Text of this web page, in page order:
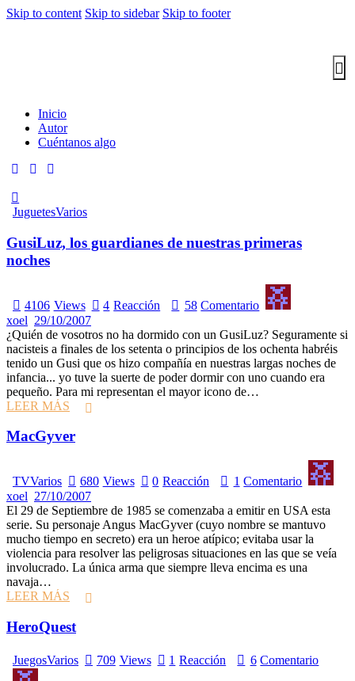
Skip to content Skip to sidebar Skip to footer
Inicio
Autor
Cuéntanos algo
JuguetesVarios
GusiLuz, los guardianes de nuestras primeras
noches
4106 Views 4 Reacción 58 Comentario
xoel 29/10/2007
¿Quién de vosotros no ha dormido con un GusiLuz? Seguramente si
nacisteis a finales de los setenta o principios de los ochenta habréis
tenido un Gusi que os hizo compañía en nuestras largas noches de
infancia... yo tuve la suerte de poder dormir con uno cuando era
pequeño. Para mi representan el mayor icono de…
LEER MÁS
MacGyver
TVVarios 680 Views 0 Reacción 1 Comentario
xoel 27/10/2007
El 29 de Septiembre de 1985 se comenzaba a emitir en USA esta
serie. Su personaje Angus MacGyver (cuyo nombre se mantuvo
mucho tiempo en secreto) era un heroe atípico; evitaba usar la
violencia para resolver las peligrosas situaciones en las que se veía
involucrado. La única arma que siempre lleva encima es una
navaja…
LEER MÁS
HeroQuest
JuegosVarios 709 Views 1 Reacción 6 Comentario